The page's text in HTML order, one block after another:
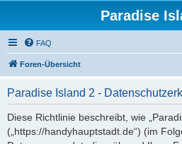
Paradise
FAQ
Foren-Übersicht
Paradise Island 2 -
Diese Richtlinie beschreibt, wie
(„https://handyhauptstadt.de“) (im